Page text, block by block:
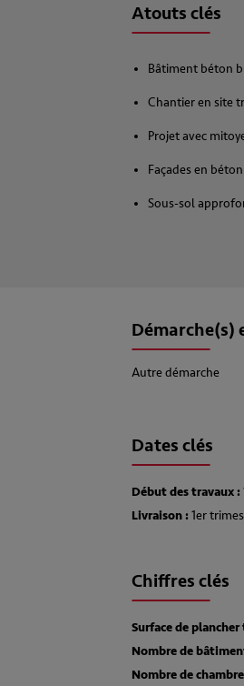
Atouts clés
Bâtiment béton
Chantier en site
Projet avec
Façades en
Sous-sol
Démarche(s)
Autre démarche
Dates clés
Début des travaux :
Livraison :1er
Chiffres clés
Surface de
Nombre de
Nombre de